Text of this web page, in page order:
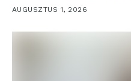
AUGUSZTUS 1, 2026